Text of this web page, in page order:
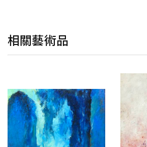
相關藝術品